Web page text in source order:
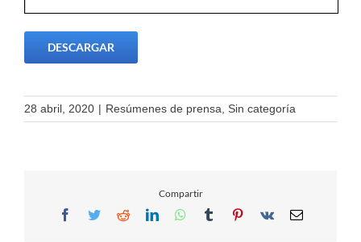
DESCARGAR
28 abril, 2020 | Resúmenes de prensa, Sin categoría
Compartir
Facebook
TwitterRedditLinkedInWhatsApp
TumblrPinterest
Vk Email